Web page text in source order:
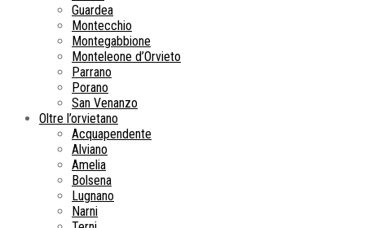
Guardea
Montecchio
Montegabbione
Monteleone d’Orvieto
Parrano
Porano
San Venanzo
Oltre l’orvietano
Acquapendente
Alviano
Amelia
Bolsena
Lugnano
Narni